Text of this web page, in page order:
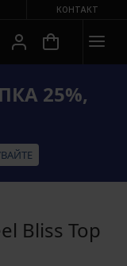
КОНТАКТ
25%,
Bliss Top